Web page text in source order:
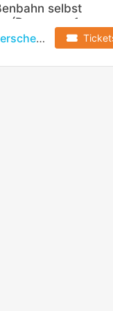
selbst
(Dauer ca. 1
Museum e.V.